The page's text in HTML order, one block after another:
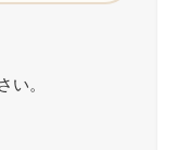
い。